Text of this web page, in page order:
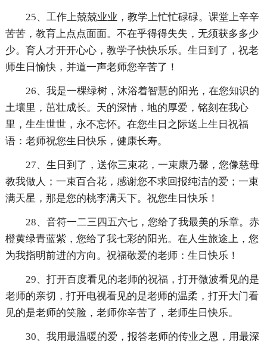
25、工作上兢兢业业，教学上忙忙碌碌。课堂上辛辛
苦苦，教育上点点面面。不在乎得得失失，无须获多多少
少。育人才开开心心，教学子快快乐乐。生日到了，祝老
师生日愉快，并道一声老师您辛苦了！
26、我是一棵绿树，沐浴着智慧的阳光，在您知识的
土壤里，茁壮成长。天的深情，地的厚爱，铭刻在我心
里，生生世世，永不忘怀。在您生日之际送上生日祝福
语：老师祝您生日快乐，健康长寿。
27、生日到了，送你三束花，一束康乃馨，您像慈母
教我做人；一束百合花，感谢您不求回报纯洁的爱；一束
满天星，那是您的桃李满天下。祝您生日快乐！
28、音符一二三四五六七，您给了我最美的乐章。赤
橙黄绿青蓝紫，您给了我七彩的阳光。在人生旅途上，您
为我指明前进的方向。祝福敬爱的老师：生日快乐！
29、打开百度看见的老师的祝福，打开微波看见的是
老师的亲切，打开电视看见的是老师的温柔，打开大门看
见的是老师的笑脸，老师你辛苦了，老师生日快乐。
30、我用最温暖的爱，报答老师的传业之恩，用最深